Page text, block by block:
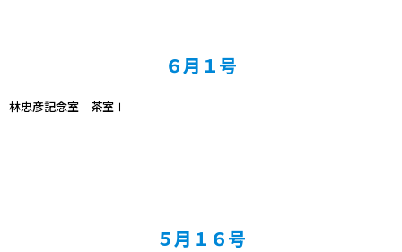
６月１号
林忠彦記念室 茶室Ⅰ
５月１６号